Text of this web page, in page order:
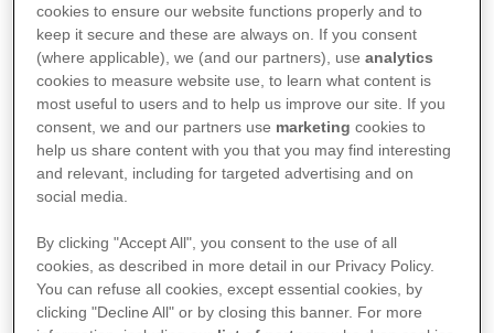
tradicional pico de internações por infecções que
atingem o trato respiratório e o cérebro. Dados do
Boletim Epidemiológico Diário divulgados pelo
Ministério da Saúde mostram que, em 15 de abril,
6.334 pessoas estavam hospitalizadas com
diagnóstico de Sars-Cov-2, 805 por influenza (A e
Para proteger a população contra a influenza e
minimizar o impacto sobre os serviços de saúde, o
Ministério da Saúde (MS) antecipou a Campanha
cookies to ensure our website functions properly and to
keep it secure and these are always on. If you consent
(where applicable), we (and our partners), useanalytics
cookies to measure website use, to learn what content is
most useful to users and to help us improve our site. If you
consent, we and our partners use marketing cookies to
help us share content with you that you may find interesting
and relevant, including for targeted advertising and on
social media.
By clicking "Accept All", you consent to the use of all
cookies, as described in more detail in our Privacy Policy.
You can refuse all cookies, except essential cookies, by
clicking "Decline All" or by closing this banner. For more